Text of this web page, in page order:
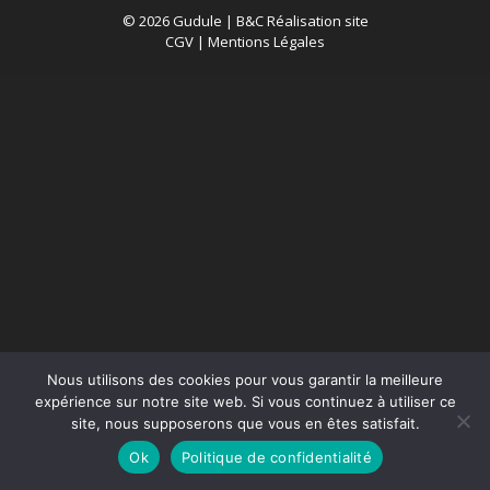
© 2026 Gudule | B&C Réalisation site
CGV | Mentions Légales
Nous utilisons des cookies pour vous garantir la meilleure
expérience sur notre site web. Si vous continuez à utiliser ce
site, nous supposerons que vous en êtes satisfait.
Ok
Politique de confidentialité